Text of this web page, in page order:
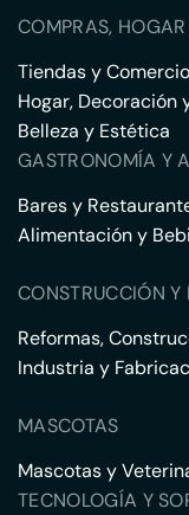
COMPRAS,
Tiendas y
Hogar, Decoración
Belleza y Estética
GASTRONOMÍA Y
Bares y
Alimentación y
CONSTRUCCIÓN Y
Reformas,
Industria y
MASCOTAS
Mascotas y
TECNOLOGÍA Y